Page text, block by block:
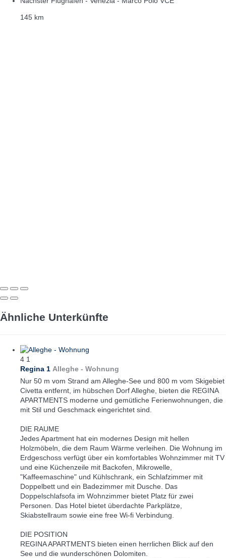
145 km
Ähnliche Unterkünfte
4 1
Regina 1 Alleghe - Wohnung
Nur 50 m vom Strand am Alleghe-See und 800 m vom Skigebiet
Civetta entfernt, im hübschen Dorf Alleghe, bieten die REGINA
APARTMENTS moderne und gemütliche Ferienwohnungen, die
mit Stil und Geschmack eingerichtet sind.
DIE RAUME
Jedes Apartment hat ein modernes Design mit hellen
Holzmöbeln, die dem Raum Wärme verleihen. Die Wohnung im
Erdgeschoss verfügt über ein komfortables Wohnzimmer mit TV
und eine Küchenzeile mit Backofen, Mikrowelle,
"Kaffeemaschine" und Kühlschrank, ein Schlafzimmer mit
Doppelbett und ein Badezimmer mit Dusche. Das
Doppelschlafsofa im Wohnzimmer bietet Platz für zwei
Personen. Das Hotel bietet überdachte Parkplätze,
Skiabstellraum sowie eine free Wi-fi Verbindung.
DIE POSITION
REGINA APARTMENTS bieten einen herrlichen Blick auf den
See und die wunderschönen Dolomiten.